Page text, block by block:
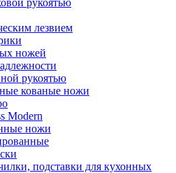
рукоятью
лезвием
ножей
рукоятью
кованые ножи
Modern
ножи
подставки для кухонных